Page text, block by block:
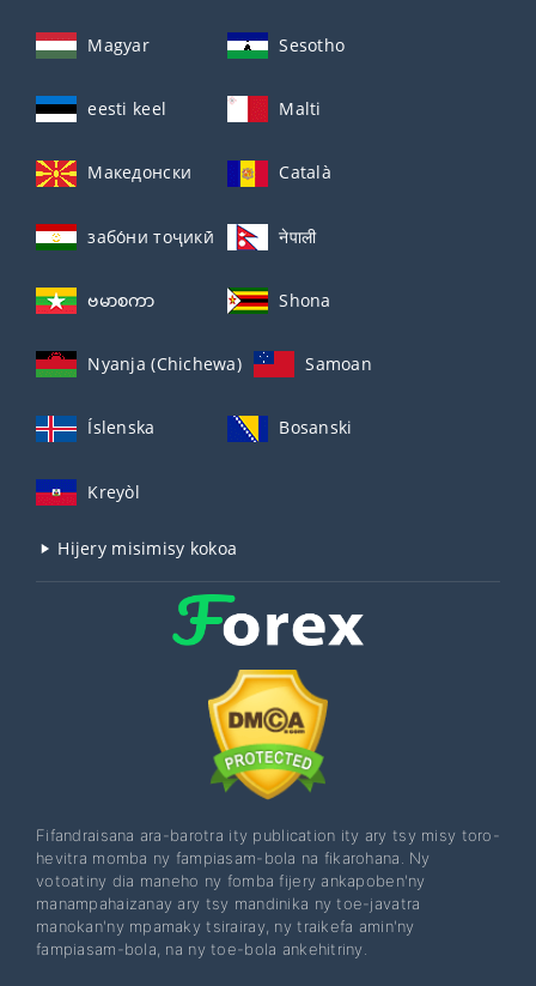
Magyar Sesotho
eesti keel Malti
Македонски Català
забо́ни тоҷикӣ́ नेपाली
ဗမာစကာ Shona
Nyanja (Chichewa) Samoan
Íslenska Bosanski
Kreyòl
Hijery misimisy kokoa
Fifandraisana ara-barotra ity publication ity ary tsy misy toro-
hevitra momba ny fampiasam-bola na fikarohana. Ny
votoatiny dia maneho ny fomba fijery ankapoben'ny
manampahaizanay ary tsy mandinika ny toe-javatra
manokan'ny mpamaky tsirairay, ny traikefa amin'ny
fampiasam-bola, na ny toe-bola ankehitriny.